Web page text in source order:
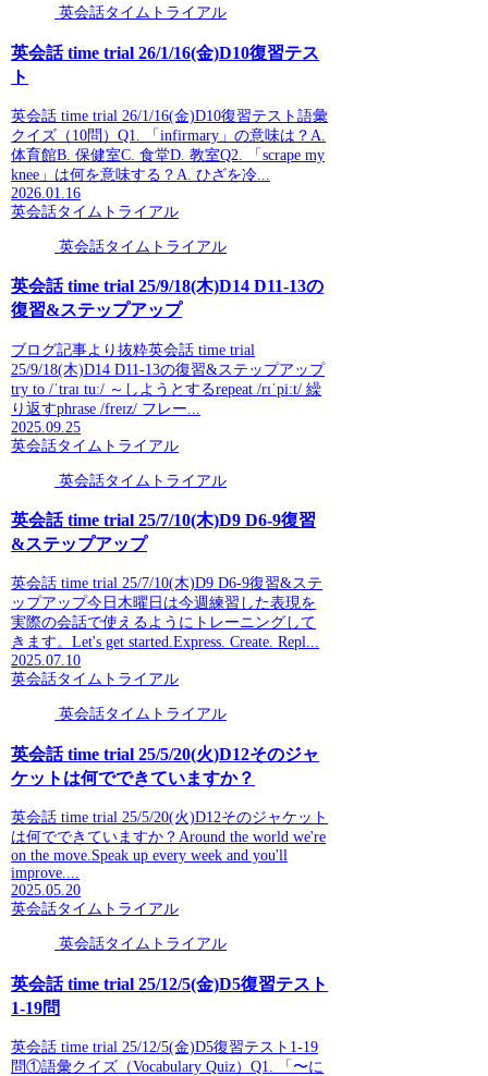
英会話タイムトライアル
英会話 time trial 26/1/16(金)D10復習テス
ト
英会話 time trial 26/1/16(金)D10復習テスト語彙
クイズ（10問）Q1. 「infirmary」の意味は？A.
体育館B. 保健室C. 食堂D. 教室Q2. 「scrape my
knee」は何を意味する？A. ひざを冷...
2026.01.16
英会話タイムトライアル
英会話タイムトライアル
英会話 time trial 25/9/18(木)D14 D11-13の
復習&ステップアップ
ブログ記事より抜粋英会話 time trial
25/9/18(木)D14 D11-13の復習&ステップアップ
try to /ˈtraɪ tuː/ ～しようとするrepeat /rɪˈpiːt/ 繰
り返すphrase /freɪz/ フレー...
2025.09.25
英会話タイムトライアル
英会話タイムトライアル
英会話 time trial 25/7/10(木)D9 D6-9復習
&ステップアップ
英会話 time trial 25/7/10(木)D9 D6-9復習&ステ
ップアップ今日木曜日は今週練習した表現を
実際の会話で使えるようにトレーニングして
きます。Let's get started.Express. Create. Repl...
2025.07.10
英会話タイムトライアル
英会話タイムトライアル
英会話 time trial 25/5/20(火)D12そのジャ
ケットは何でできていますか？
英会話 time trial 25/5/20(火)D12そのジャケット
は何でできていますか？Around the world we're
on the move.Speak up every week and you'll
improve....
2025.05.20
英会話タイムトライアル
英会話タイムトライアル
英会話 time trial 25/12/5(金)D5復習テスト
1-19問
英会話 time trial 25/12/5(金)D5復習テスト1-19
問①語彙クイズ（Vocabulary Quiz）Q1. 「〜に